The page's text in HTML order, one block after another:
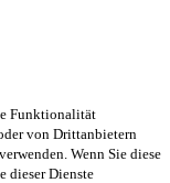
Funktionalität
von Drittanbietern
Wenn Sie diese
dieser Dienste